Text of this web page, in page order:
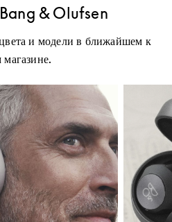
& Olufsen
и модели в ближайшем к